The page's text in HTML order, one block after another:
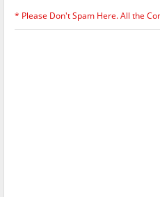
* Please Don't Spam Here. All the